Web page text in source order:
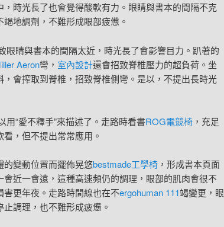
時光長了也會覺得酸軟有力。眼睛與書本的間隔不克
地調劑，不難形成眼部疲憊。
眼睛與書本的間隔太近，時光長了會影響目力。趴著的
Aeron彎， 室內設計還會招致脊椎壓力的超負荷。坐
會搾取到脊椎，招致脊椎側彎。是以，不提出長時光
用“愛不釋手”來描述了。走路時看書ROG電競椅，充足
，但不提出常常應用。
變動位置而擺佈晃悠bestmade工學椅，形成書本頁面
近一會遠，這種高速頻仍的調理，眼部的肌肉會很不
更年夜。走路時間線也在不ergohuman 111竭變更，眼
調理，也不難形成疲憊。